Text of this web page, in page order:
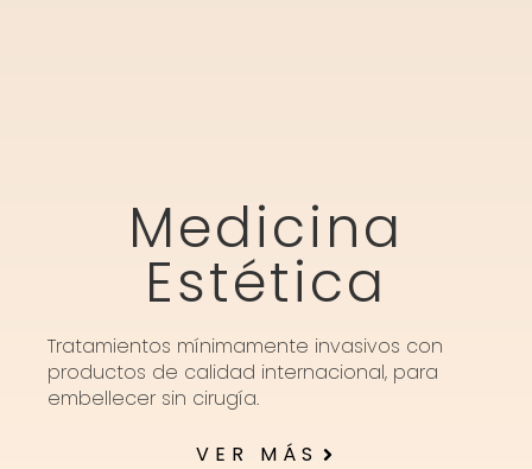
Medicina
Estética
Tratamientos mínimamente invasivos con
productos de calidad internacional, para
embellecer sin cirugía.
VER MÁS